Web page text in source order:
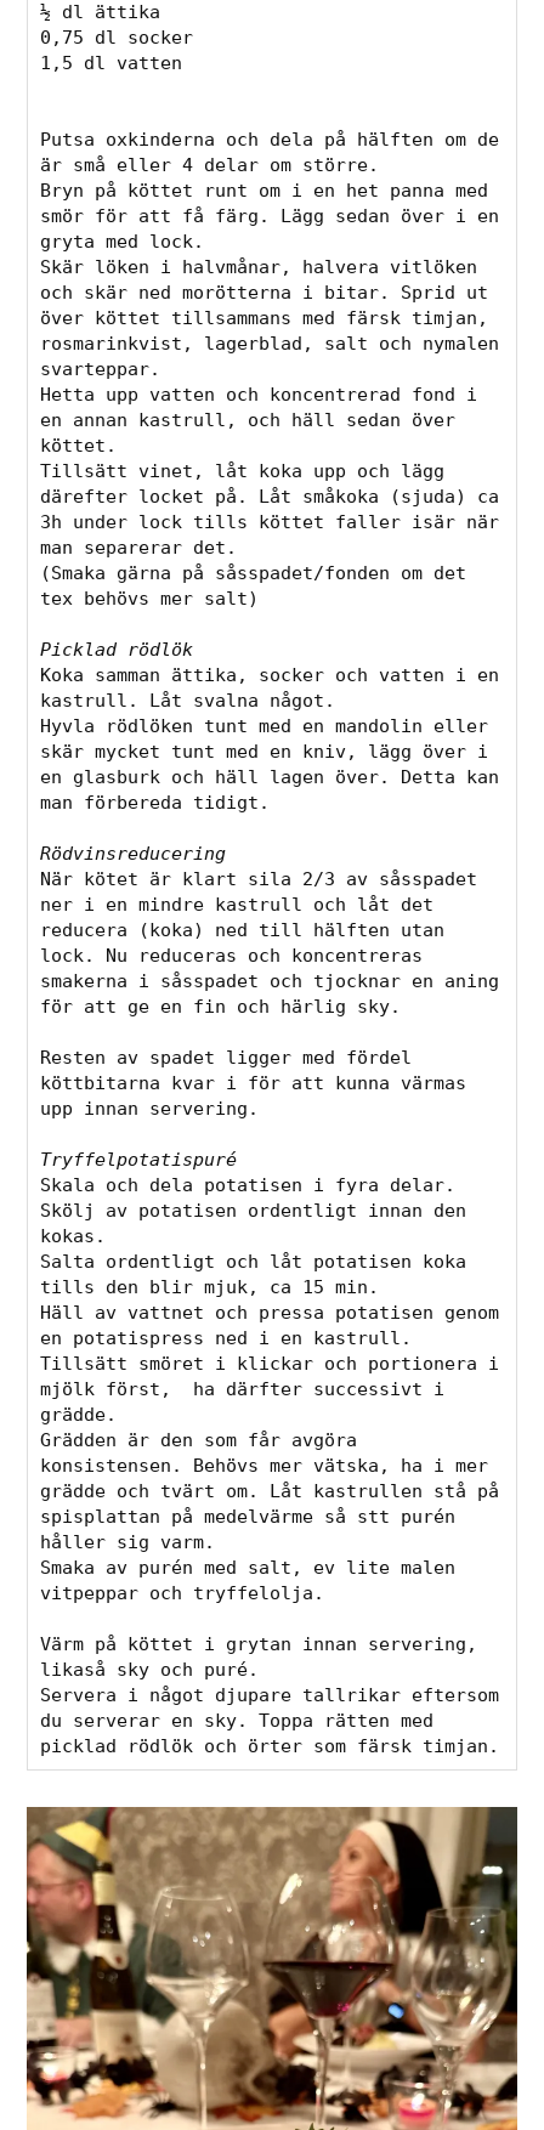
½ dl ättika
0,75 dl socker
1,5 dl vatten
Putsa oxkinderna och dela på hälften om de
är små eller 4 delar om större.
Bryn på köttet runt om i en het panna med
smör för att få färg. Lägg sedan över i en
gryta med lock.
Skär löken i halvmånar, halvera vitlöken
och skär ned morötterna i bitar. Sprid ut
över köttet tillsammans med färsk timjan,
rosmarinkvist, lagerblad, salt och nymalen
svarteppar.
Hetta upp vatten och koncentrerad fond i
en annan kastrull, och häll sedan över
köttet.
Tillsätt vinet, låt koka upp och lägg
därefter locket på. Låt småkoka (sjuda) ca
3h under lock tills köttet faller isär när
man separerar det.
(Smaka gärna på såsspadet/fonden om det
tex behövs mer salt)
Picklad rödlök
Koka samman ättika, socker och vatten i en
kastrull. Låt svalna något.
Hyvla rödlöken tunt med en mandolin eller
skär mycket tunt med en kniv, lägg över i
en glasburk och häll lagen över. Detta kan
man förbereda tidigt.
Rödvinsreducering
När kötet är klart sila 2/3 av såsspadet
ner i en mindre kastrull och låt det
reducera (koka) ned till hälften utan
lock. Nu reduceras och koncentreras
smakerna i såsspadet och tjocknar en aning
för att ge en fin och härlig sky.
Resten av spadet ligger med fördel
köttbitarna kvar i för att kunna värmas
upp innan servering.
Tryffelpotatispuré
Skala och dela potatisen i fyra delar.
Skölj av potatisen ordentligt innan den
kokas.
Salta ordentligt och låt potatisen koka
tills den blir mjuk, ca 15 min.
Häll av vattnet och pressa potatisen genom
en potatispress ned i en kastrull.
Tillsätt smöret i klickar och portionera i
mjölk först,  ha därfter successivt i
grädde.
Grädden är den som får avgöra
konsistensen. Behövs mer vätska, ha i mer
grädde och tvärt om. Låt kastrullen stå på
spisplattan på medelvärme så stt purén
håller sig varm.
Smaka av purén med salt, ev lite malen
vitpeppar och tryffelolja.
Värm på köttet i grytan innan servering,
likaså sky och puré.
Servera i något djupare tallrikar eftersom
du serverar en sky. Toppa rätten med